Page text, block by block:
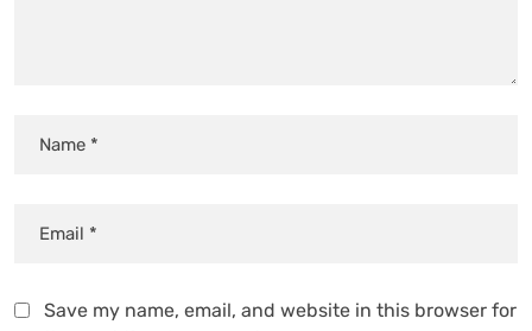
Save my name, email, and website in this browser for